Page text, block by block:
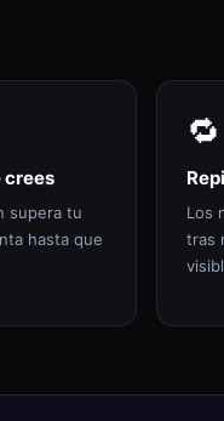
crees
supera tu
hasta que
🔁
Los
tras